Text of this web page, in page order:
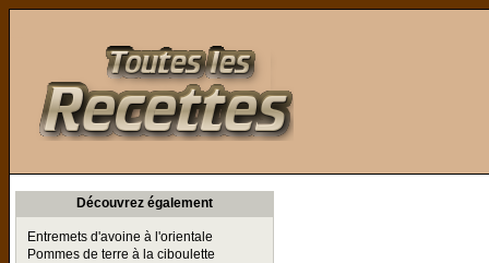
Découvrez également
Entremets d'avoine à l'orientale
Pommes de terre à la ciboulette